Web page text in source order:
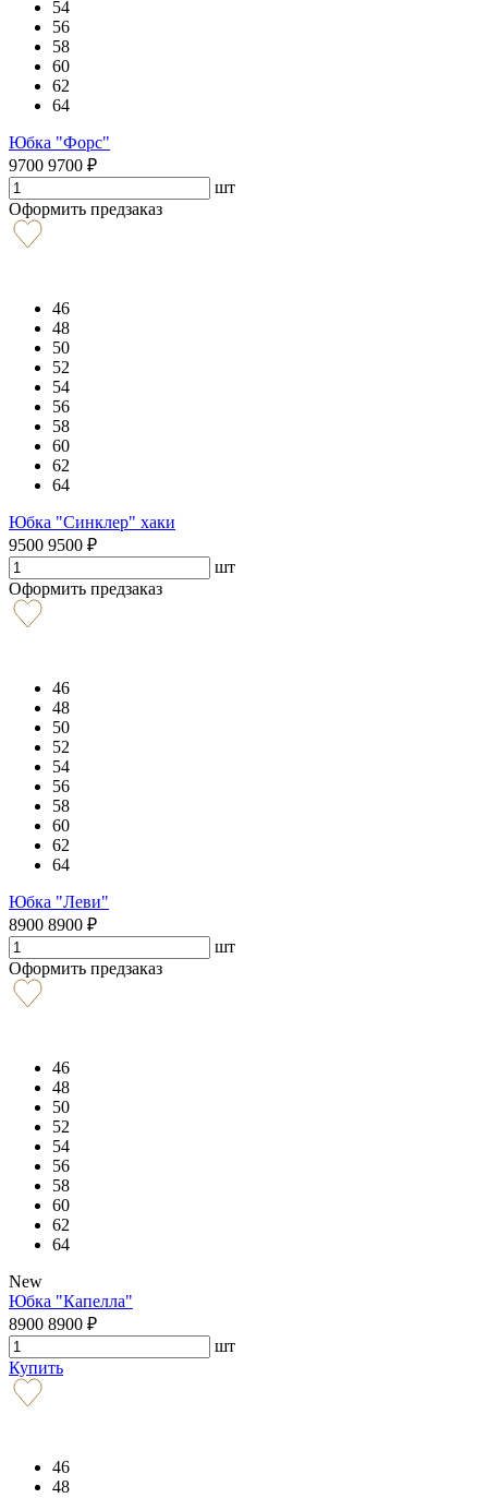
54
56
58
60
62
64
Юбка "Форс"
9700 9700 ₽
шт
Оформить предзаказ
46
48
50
52
54
56
58
60
62
64
Юбка "Синклер" хаки
9500 9500 ₽
шт
Оформить предзаказ
46
48
50
52
54
56
58
60
62
64
Юбка "Леви"
8900 8900 ₽
шт
Оформить предзаказ
46
48
50
52
54
56
58
60
62
64
New
Юбка "Капелла"
8900 8900 ₽
шт
Купить
46
48